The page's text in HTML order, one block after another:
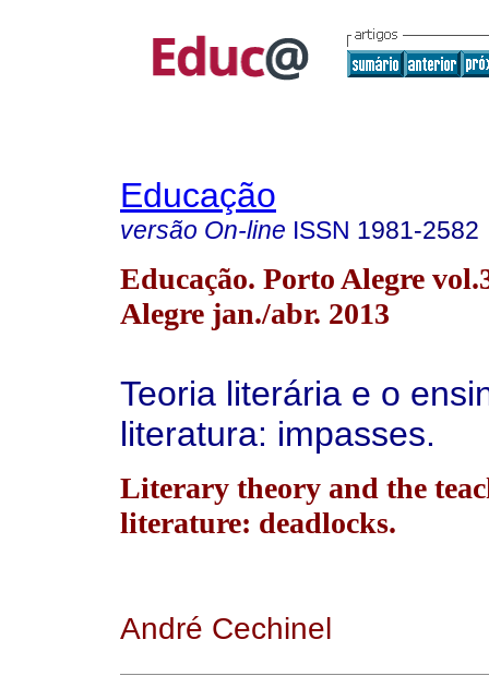
Educação
versão On-line ISSN 1981-2582
Educação. Porto Alegre
Alegre jan./abr. 2013
Teoria literária e o
literatura: impasses.
Literary theory and the
literature: deadlocks.
André Cechinel